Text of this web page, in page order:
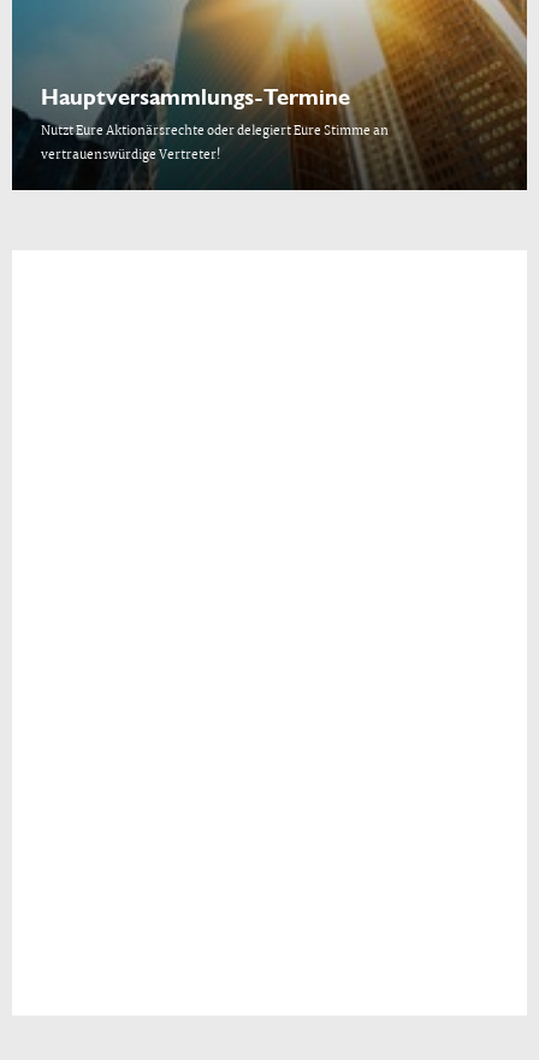
Hauptversammlungs-Termine
Nutzt Eure Aktionärsrechte oder delegiert Eure Stimme an
vertrauenswürdige Vertreter!